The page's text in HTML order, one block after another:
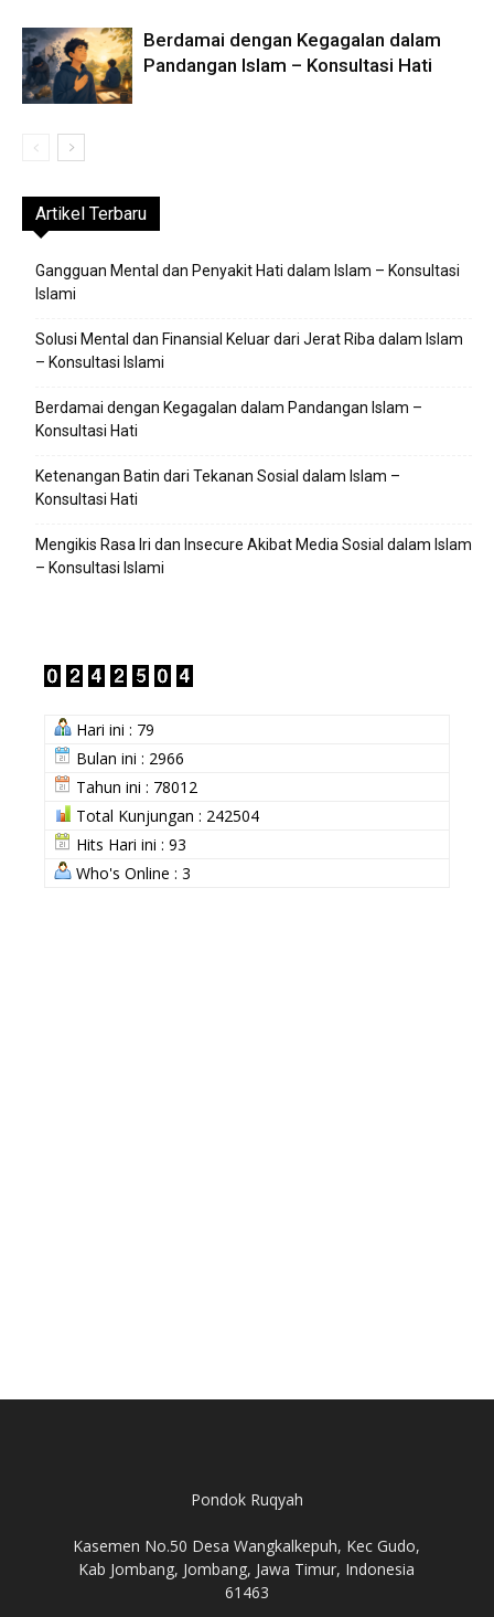
Berdamai dengan Kegagalan dalam
Pandangan Islam – Konsultasi Hati
Artikel Terbaru
Gangguan Mental dan Penyakit Hati dalam Islam – Konsultasi
Islami
Solusi Mental dan Finansial Keluar dari Jerat Riba dalam Islam
– Konsultasi Islami
Berdamai dengan Kegagalan dalam Pandangan Islam –
Konsultasi Hati
Ketenangan Batin dari Tekanan Sosial dalam Islam –
Konsultasi Hati
Mengikis Rasa Iri dan Insecure Akibat Media Sosial dalam Islam
– Konsultasi Islami
Hari ini : 79
Bulan ini : 2966
Tahun ini : 78012
Total Kunjungan : 242504
Hits Hari ini : 93
Who's Online : 3
Pondok Ruqyah
Kasemen No.50 Desa Wangkalkepuh, Kec Gudo,
Kab Jombang, Jombang, Jawa Timur, Indonesia
61463